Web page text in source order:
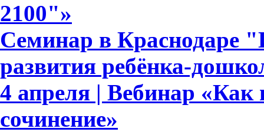
2100"»
Семинар в Краснодаре
развития ребёнка-
4 апреля | Вебинар «Как
сочинение»